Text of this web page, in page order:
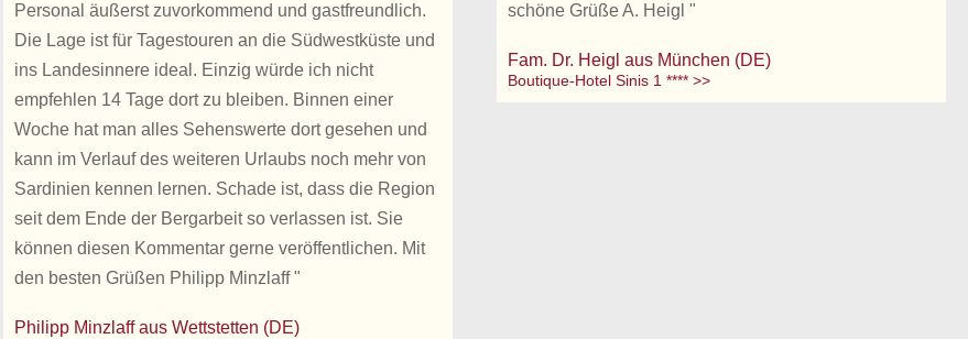
Personal äußerst zuvorkommend und gastfreundlich.
Die Lage ist für Tagestouren an die Südwestküste und
ins Landesinnere ideal. Einzig würde ich nicht
empfehlen 14 Tage dort zu bleiben. Binnen einer
Woche hat man alles Sehenswerte dort gesehen und
kann im Verlauf des weiteren Urlaubs noch mehr von
Sardinien kennen lernen. Schade ist, dass die Region
seit dem Ende der Bergarbeit so verlassen ist. Sie
können diesen Kommentar gerne veröffentlichen. Mit
den besten Grüßen Philipp Minzlaff "
Philipp Minzlaff aus Wettstetten (DE)
schöne Grüße A. Heigl "
Fam. Dr. Heigl aus München (DE)
Boutique-Hotel Sinis 1 **** >>